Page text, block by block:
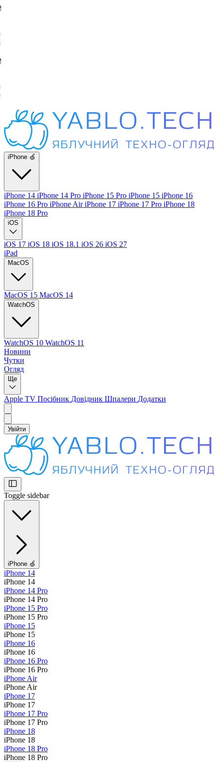
iPhone 🍏
iPhone 14 iPhone 14 Pro iPhone 15 Pro iPhone 15 iPhone 16
iPhone 16 Pro iPhone AiriPhone 17 iPhone 17 Pro iPhone 18
iPhone 18 Pro
iOS
iOS 17 iOS 18 iOS 18.1 iOS 26 iOS 27
iPad
MacOS
MacOS 15 MacOS 14
WatchOS
WatchOS 10 WatchOS 11
Новини
Чутки
Огляд
Ще
Apple TV Посібник Довідник Шпалери Додатки
Увійти
Toggle sidebar
iPhone 🍏
iPhone 14
iPhone 14
iPhone 14 Pro
iPhone 14 Pro
iPhone 15 Pro
iPhone 15 Pro
iPhone 15
iPhone 15
iPhone 16
iPhone 16
iPhone 16 Pro
iPhone 16 Pro
iPhone Air
iPhone Air
iPhone 17
iPhone 17
iPhone 17 Pro
iPhone 17 Pro
iPhone 18
iPhone 18
iPhone 18 Pro
iPhone 18 Pro